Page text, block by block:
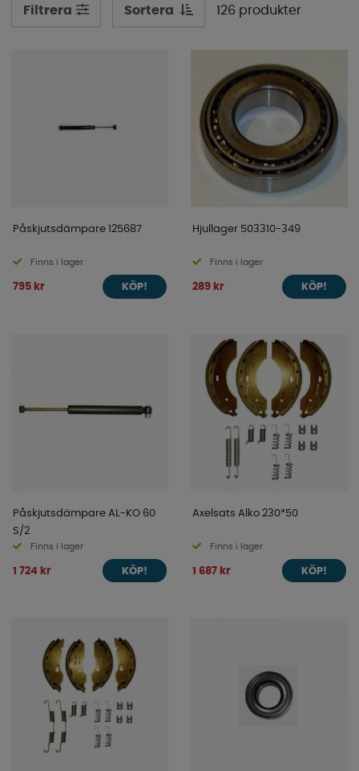
Filtrera Sortera 126 produkter
Påskjutsdämpare 125687
Finns i lager
795 kr KÖP!
Hjullager 503310-349
Finns i lager
289 kr KÖP!
Påskjutsdämpare AL-KO 60
S/2
Finns i lager
1 724 kr KÖP!
Axelsats Alko 230*50
Finns i lager
1 687 kr KÖP!